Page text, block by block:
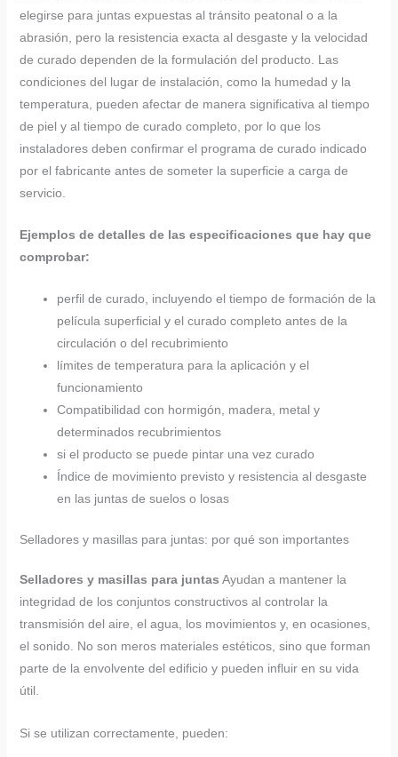
elegirse para juntas expuestas al tránsito peatonal o a la
abrasión, pero la resistencia exacta al desgaste y la velocidad
de curado dependen de la formulación del producto. Las
condiciones del lugar de instalación, como la humedad y la
temperatura, pueden afectar de manera significativa al tiempo
de piel y al tiempo de curado completo, por lo que los
instaladores deben confirmar el programa de curado indicado
por el fabricante antes de someter la superficie a carga de
servicio.
Ejemplos de detalles de las especificaciones que hay que
comprobar:
perfil de curado, incluyendo el tiempo de formación de la
película superficial y el curado completo antes de la
circulación o del recubrimiento
límites de temperatura para la aplicación y el
funcionamiento
Compatibilidad con hormigón, madera, metal y
determinados recubrimientos
si el producto se puede pintar una vez curado
Índice de movimiento previsto y resistencia al desgaste
en las juntas de suelos o losas
Selladores y masillas para juntas: por qué son importantes
Selladores y masillas para juntas Ayudan a mantener la
integridad de los conjuntos constructivos al controlar la
transmisión del aire, el agua, los movimientos y, en ocasiones,
el sonido. No son meros materiales estéticos, sino que forman
parte de la envolvente del edificio y pueden influir en su vida
útil.
Si se utilizan correctamente, pueden: